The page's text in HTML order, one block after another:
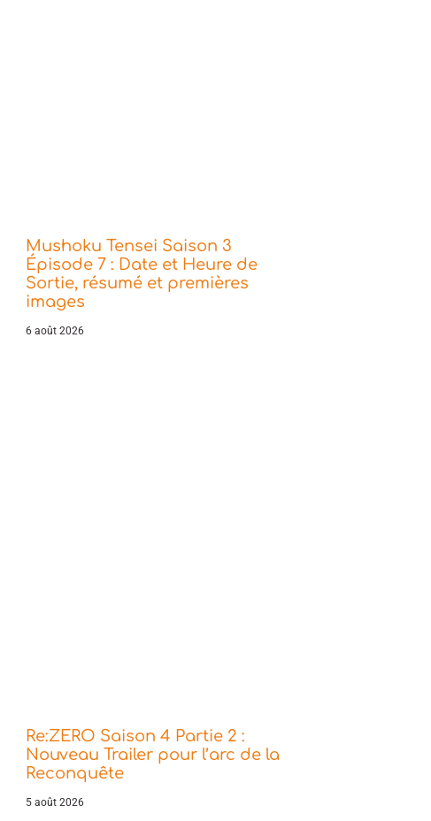
Mushoku Tensei Saison 3
Épisode 7 : Date et Heure de
Sortie, résumé et premières
images
6 août 2026
Re:ZERO Saison 4 Partie 2 :
Nouveau Trailer pour l’arc de la
Reconquête
5 août 2026